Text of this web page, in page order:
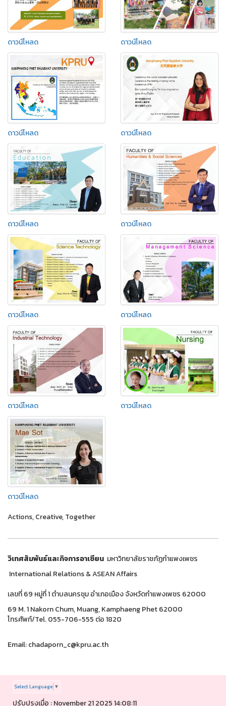
ดาวน์โหลด ดาวน์โหลด
ดาวน์โหลด ดาวน์โหลด
ดาวน์โหลด ดาวน์โหลด
ดาวน์โหลด ดาวน์โหลด
ดาวน์โหลด ดาวน์โหลด
ดาวน์โหลด
Actions, Creative, Together
วิเทศสัมพันธ์และกิจการอาเซียน มหาวิทยาลัยราชภัฏกำแพงเพชร
International Relations & ASEAN Affairs
เลขที่ 69 หมู่ที่ 1 ตำบลนครชุม อำเภอเมือง จังหวัดกำแพงเพชร 62000
69 M. 1 Nakorn Chum, Muang, Kamphaeng Phet 62000
โทรศัพท์/Tel. 055-706-555 ต่อ 1820
Email: chadaporn_c@kpru.ac.th
Select Language ▼
ปรับปรุงเมื่อ : November 21 2025 14:08:11